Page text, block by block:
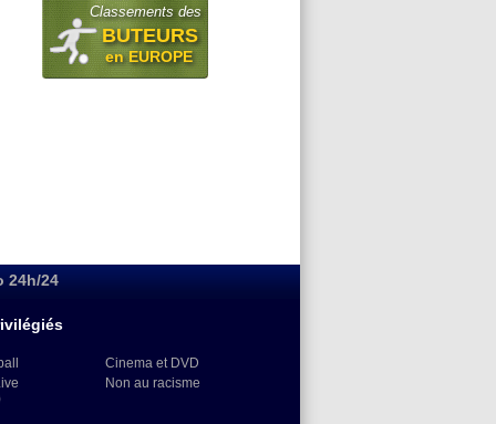
Classements des
BUTEURS
en EUROPE
24h/24
Cinema et DVD
Non au racisme